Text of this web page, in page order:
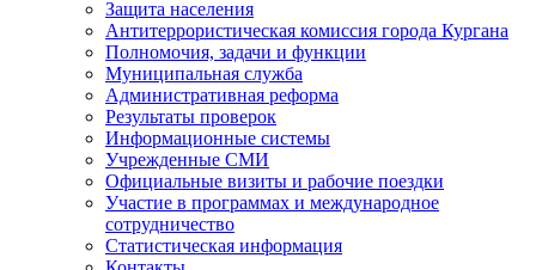
Защита населения
Антитеррористическая комиссия города Кургана
Полномочия, задачи и функции
Муниципальная служба
Административная реформа
Результаты проверок
Информационные системы
Учрежденные СМИ
Официальные визиты и рабочие поездки
Участие в программах и международное
сотрудничество
Статистическая информация